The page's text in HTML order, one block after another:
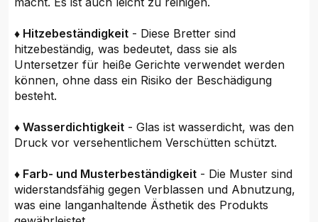
♦ Hitzebeständigkeit - Diese Bretter sind
hitzebeständig, was bedeutet, dass sie als
Untersetzer für heiße Gerichte verwendet werden
können, ohne dass ein Risiko der Beschädigung
besteht.
♦ Wasserdichtigkeit - Glas ist wasserdicht, was den
Druck vor versehentlichem Verschütten schützt.
♦ Farb- und Musterbeständigkeit - Die Muster sind
widerstandsfähig gegen Verblassen und Abnutzung,
was eine langanhaltende Ästhetik des Produkts